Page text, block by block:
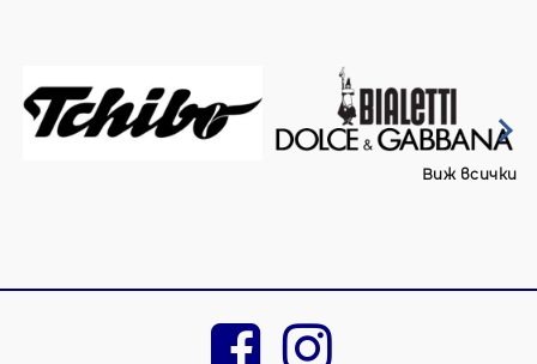
Виж всички